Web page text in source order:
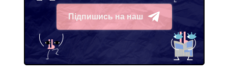
Підпишись на наш
Telegram